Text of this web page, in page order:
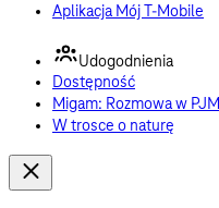
Aplikacja Mój T-Mobile
Udogodnienia
Dostępność
Migam: Rozmowa w PJM
W trosce o naturę